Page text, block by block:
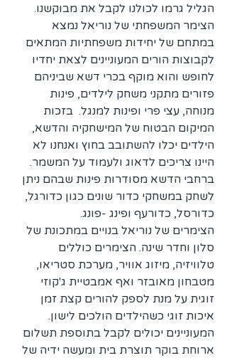
הגליל גרמו לכולנו לקבל את מבוקשנו.
הצימר המשפחתי של נוריאל נמצא
במתחם של יחידות משפחתיות המתאים
לקבוצות הורים המעוניינים לצאת יחדיו
לחופש והוא מוקף בכרי דשא שביניהם
פזורים מתקני משחק לילדים, פינות
מנוחה, עצי פרי ופינות למנגל.  בזכות
המיקום הבטוח של המישחקיה והדשא,
הילדים יכלו להשתובב בחוץ ואנחנו לא
היינו צריכים לדאוג ולעמוד על המשמר.
ברחבי הדשא מסודרות פינות שבהם ניתן
לשחק במשחקי כדור שונים כגון כדורגל,
כדורסל, כדורעף ופינג -פונג.
הצימרים של נוריאל בנויים במתכונת של
סלון וחדר שינה. הצימרים כוללים
טלוויזיה, מיזוג אוויר, מערכת סטריאו,
מטבחון מאובזר ואף אמבטיית ג'קוזי
זוגית על מנת לספק להורים קצת זמן
איכות זוגי כשהילדים הולכים לישון.
המעוניינים יכולים לקבל בתוספת תשלום
ארוחת בוקר תוצרת בית ומעשה ידיה של